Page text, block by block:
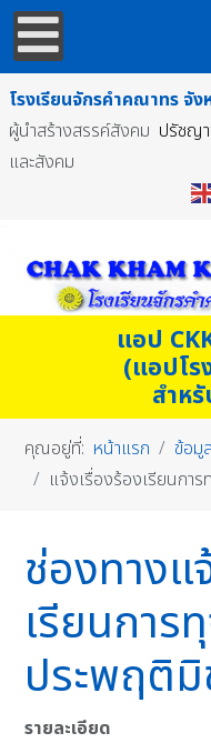
โรงเรียนจักรคำคณาทร จัง
ผู้นำสร้างสรรค์สังคม ปรัชญา
และสังคม
แอป
(แอปโร
สำห
คุณอยู่ที่: หน้าแรก
ข้อมู
แจ้งเรื่องร้องเรียนกา
ช่องทางแ
เรียนการ
ประพฤติ
รายละเอียด